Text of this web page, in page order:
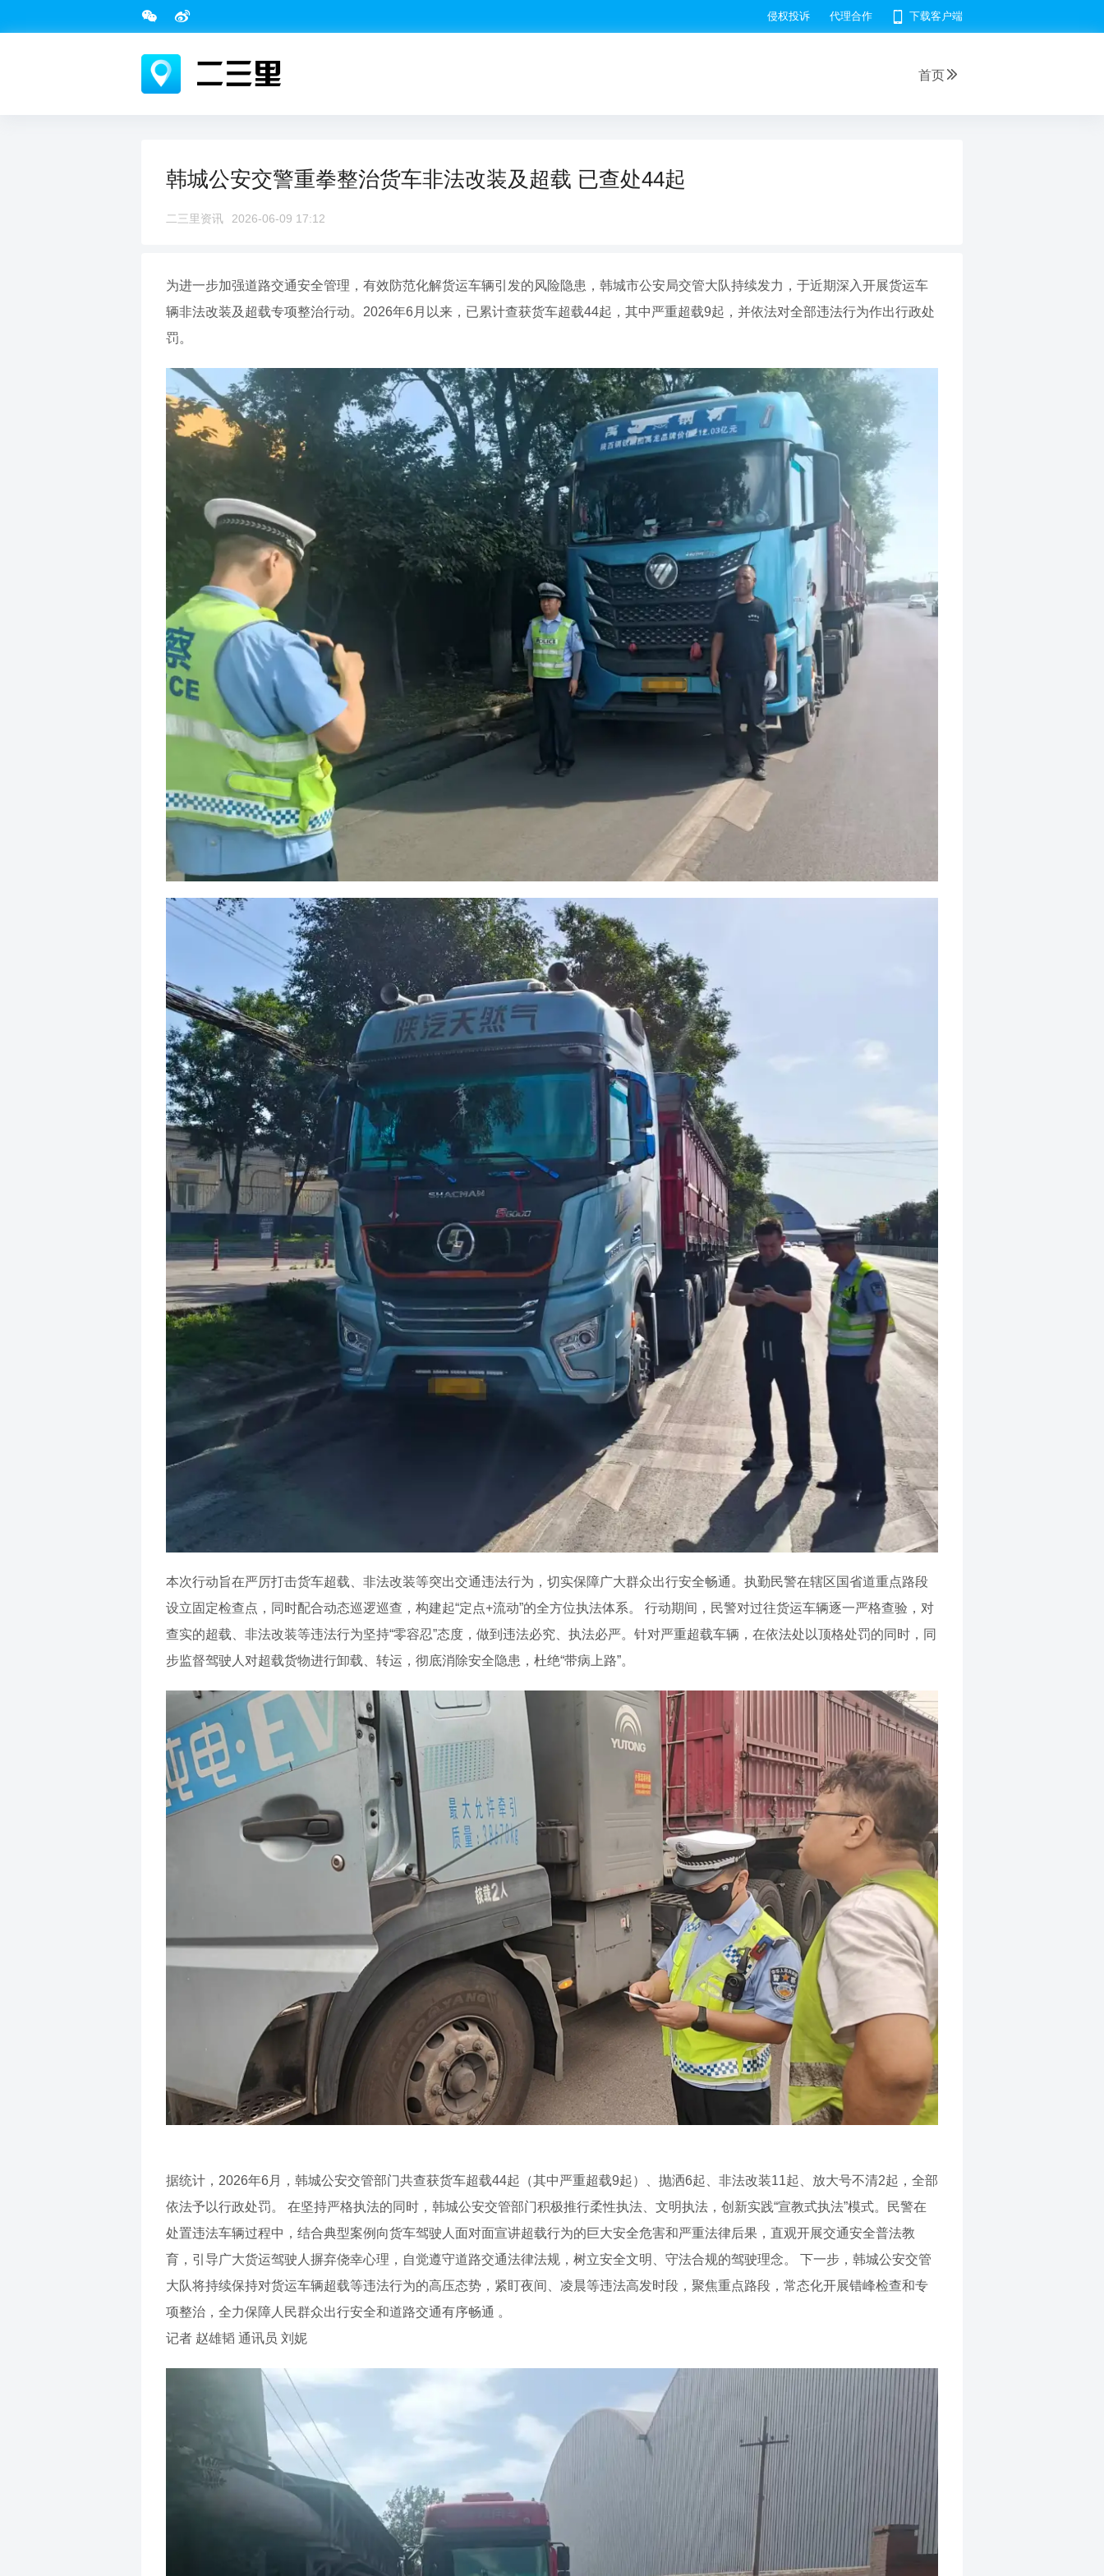
侵权投诉 代理合作 下载客户端
首页
韩城公安交警重拳整治货车非法改装及超载 已查处44起
二三里资讯 2026-06-09 17:12
为进一步加强道路交通安全管理，有效防范化解货运车辆引发的风险隐患，韩城市公安局交管大队持续发力，于近期深入开展货运车
辆非法改装及超载专项整治行动。2026年6月以来，已累计查获货车超载44起，其中严重超载9起，并依法对全部违法行为作出行政处
罚。
本次行动旨在严厉打击货车超载、非法改装等突出交通违法行为，切实保障广大群众出行安全畅通。执勤民警在辖区国省道重点路段
设立固定检查点，同时配合动态巡逻巡查，构建起“定点+流动”的全方位执法体系。 行动期间，民警对过往货运车辆逐一严格查验，对
查实的超载、非法改装等违法行为坚持“零容忍”态度，做到违法必究、执法必严。针对严重超载车辆，在依法处以顶格处罚的同时，同
步监督驾驶人对超载货物进行卸载、转运，彻底消除安全隐患，杜绝“带病上路”。
据统计，2026年6月，韩城公安交管部门共查获货车超载44起（其中严重超载9起）、抛洒6起、非法改装11起、放大号不清2起，全部
依法予以行政处罚。 在坚持严格执法的同时，韩城公安交管部门积极推行柔性执法、文明执法，创新实践“宣教式执法”模式。民警在
处置违法车辆过程中，结合典型案例向货车驾驶人面对面宣讲超载行为的巨大安全危害和严重法律后果，直观开展交通安全普法教
育，引导广大货运驾驶人摒弃侥幸心理，自觉遵守道路交通法律法规，树立安全文明、守法合规的驾驶理念。 下一步，韩城公安交管
大队将持续保持对货运车辆超载等违法行为的高压态势，紧盯夜间、凌晨等违法高发时段，聚焦重点路段，常态化开展错峰检查和专
项整治，全力保障人民群众出行安全和道路交通有序畅通 。
记者 赵雄韬 通讯员 刘妮